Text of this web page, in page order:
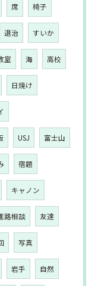
席 椅子
退治 すいか
室 海 高校
日焼け
USJ 富士山
宿題
キャノン
路相談 友達
写真
岩手 自然